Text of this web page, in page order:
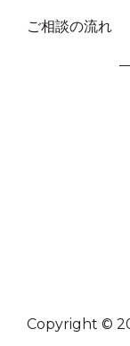
ご相談の流れ
Copyright ©